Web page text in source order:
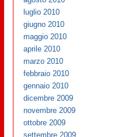
luglio 2010
giugno 2010
maggio 2010
aprile 2010
marzo 2010
febbraio 2010
gennaio 2010
dicembre 2009
novembre 2009
ottobre 2009
settembre 2009